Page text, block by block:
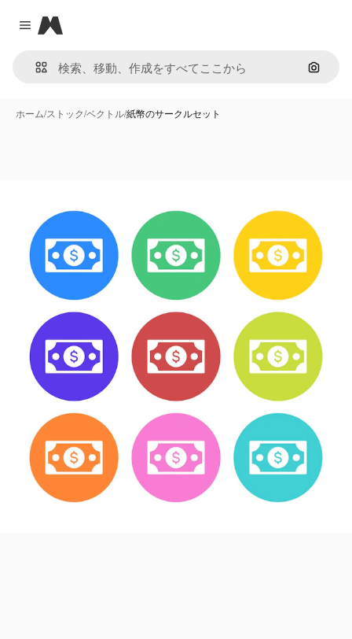
Close menu
Magnific
画像で
ホーム/ストック/ベクトル/紙幣のサークルセット